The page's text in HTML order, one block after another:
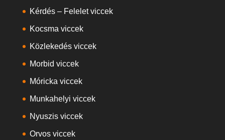
Kérdés – Felelet viccek
Kocsma viccek
Közlekedés viccek
Morbid viccek
Móricka viccek
Munkahelyi viccek
Nyuszis viccek
Orvos viccek